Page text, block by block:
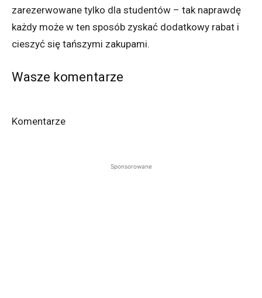
zarezerwowane tylko dla studentów – tak naprawdę
każdy może w ten sposób zyskać dodatkowy rabat i
cieszyć się tańszymi zakupami.
Wasze komentarze
Komentarze
Sponsorowane